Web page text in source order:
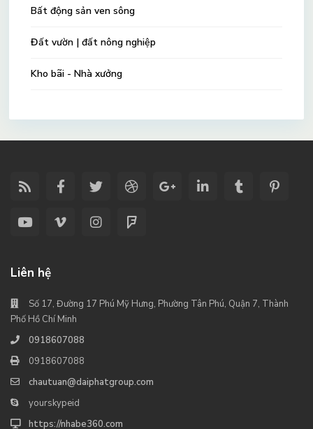
Bất động sản ven sông
Đất vườn | đất nông nghiệp
Kho bãi - Nhà xưởng
Liên hệ
Số 17, Đường 17 Phú Mỹ Hưng, Phường Tân Phú, Quận 7, Thành
Phố Hồ Chí Minh
0918607088
0918607088
chautuan@daiphatgroup.com
yourskypeid
https://nhabe360.com